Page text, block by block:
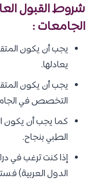
شروط القبول
الجامعات :
يجب أن يكون
يعادلها.
يجب أن يكون
التخصص في
كما يجب أن يكون
الطبي بنجاح.
إذا كنت ترغب في
الدول العربية)